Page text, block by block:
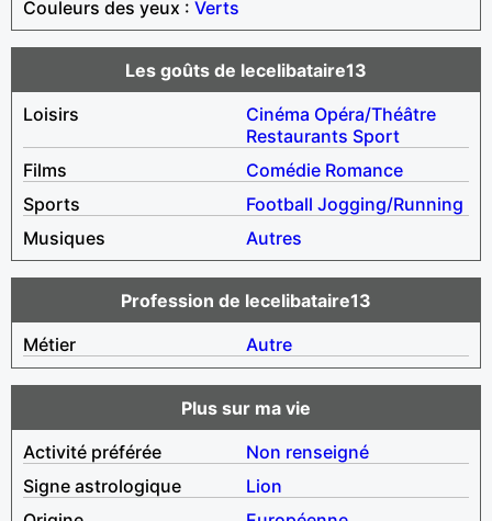
Couleurs des yeux : Verts
Les goûts de lecelibataire13
Loisirs
Cinéma Opéra/Théâtre
Restaurants Sport
Films
Comédie Romance
Sports
Football Jogging/Running
Musiques
Autres
Profession de lecelibataire13
Métier
Autre
Plus sur ma vie
Activité préférée
Non renseigné
Signe astrologique
Lion